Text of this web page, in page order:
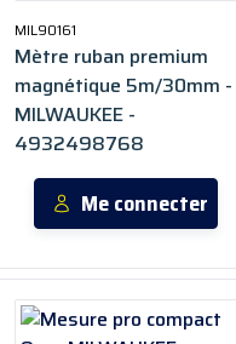
MIL90161
Mètre ruban premium
magnétique 5m/30mm -
MILWAUKEE -
4932498768
Me connecter